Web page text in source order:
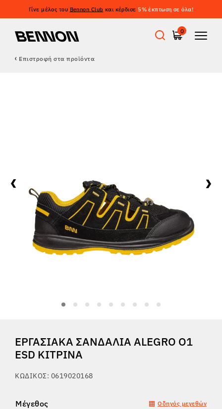
Γίνε μέλος του Bennon Club και κέρδισε 5% έκπτωση σε όλα!
0
Outdoor
Casual παπούτσια
Tactical
ΣΧΕΤΙΚΆ ΜΕ ΕΜΆΣ
Επιστροφή στα προϊόντα
ΕΡΓΑΣΙΑΚΆ ΣΑΝΔΆΛΙΑ ALEGRO O1
ESD ΚΊΤΡΙΝΑ
ΚΩΔΙΚΌΣ: 0619020168
Μέγεθος Οδηγός μεγεθών